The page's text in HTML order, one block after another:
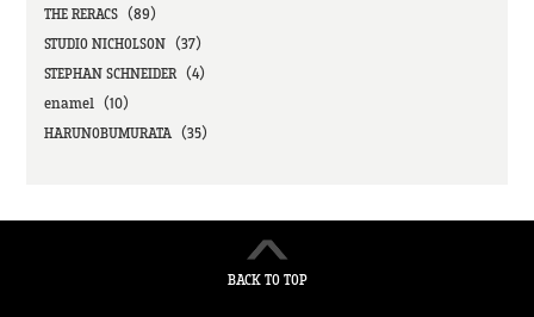
THE RERACS（89）
STUDIO NICHOLSON（37）
STEPHAN SCHNEIDER（4）
enamel（10）
HARUNOBUMURATA（35）
BACK TO TOP